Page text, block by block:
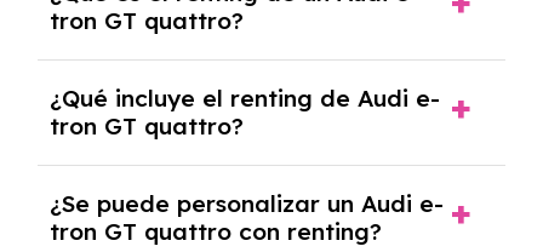
tron GT quattro?
contrato de alquiler a largo plazo en el que
pagas una cuota mensual fija por el uso del
coche durante un periodo determinado,
generalmente entre 2 y 5 años.
¿Qué incluye el renting de Audi e-
tron GT quattro?
seguro a todo riesgo, mantenimiento,
reparaciones, impuestos, asistencia en
¿Se puede personalizar un Audi e-
tron GT quattro con renting?